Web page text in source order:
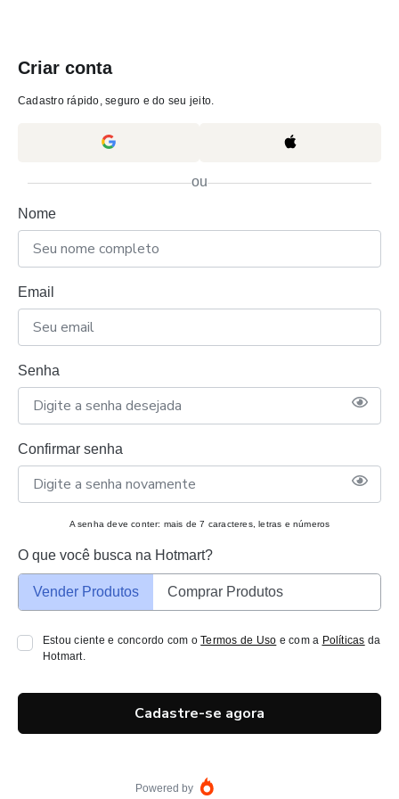
Criar conta
Cadastro rápido, seguro e do seu jeito.
ou
Nome
Email
Senha
Confirmar senha
A senha deve conter: mais de 7 caracteres, letras e números
O que você busca na Hotmart?
Vender Produtos Comprar Produtos
Estou ciente e concordo com oTermos de Uso e com a Políticas da
Hotmart.
Cadastre-se agora
Powered by